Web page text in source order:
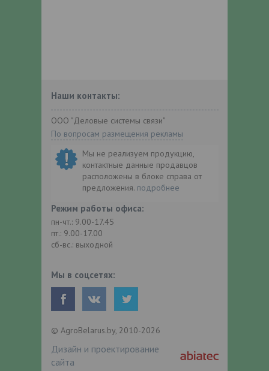
Наши контакты:
ООО "Деловые системы связи"
По вопросам размещения рекламы
Мы не реализуем продукцию,
контактные данные продавцов
расположены в блоке справа от
предложения. подробнее
Режим работы офиса:
пн-чт.: 9.00-17.45
пт.: 9.00-17.00
сб-вс.: выходной
Мы в соцсетях:
© AgroBelarus.by, 2010-2026
Дизайн и проектирование
сайта